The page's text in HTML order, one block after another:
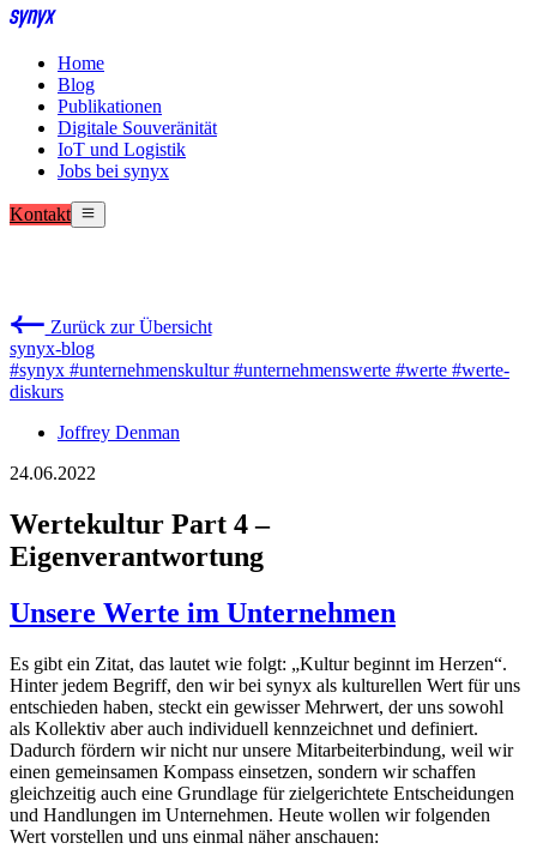
Home
Blog
Publikationen
Digitale Souveränität
IoT und Logistik
Jobs bei synyx
Kontakt
Zurück zur Übersicht
synyx-blog
#synyx #unternehmenskultur#unternehmenswerte #werte #werte-
diskurs
Joffrey Denman
24.06.2022
Wertekultur Part 4 –
Eigenverantwortung
Unsere Werte im Unternehmen
Es gibt ein Zitat, das lautet wie folgt: „Kultur beginnt im Herzen“.
Hinter jedem Begriff, den wir bei synyx als kulturellen Wert für uns
entschieden haben, steckt ein gewisser Mehrwert, der uns sowohl
als Kollektiv aber auch individuell kennzeichnet und definiert.
Dadurch fördern wir nicht nur unsere Mitarbeiterbindung, weil wir
einen gemeinsamen Kompass einsetzen, sondern wir schaffen
gleichzeitig auch eine Grundlage für zielgerichtete Entscheidungen
und Handlungen im Unternehmen. Heute wollen wir folgenden
Wert vorstellen und uns einmal näher anschauen: